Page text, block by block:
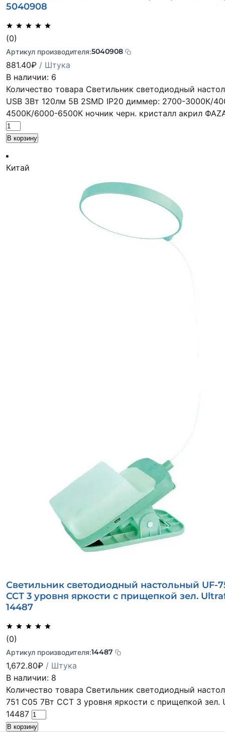
5040908
(0)
Артикул производителя:5040908
881.40₽ / Штука
В наличии: 6
Количество товара Светильник светодиодный
USB 3Вт 120лм 5В 2SMD IP20 диммер: 2700-3000К/
4500К/6000-6500К ночник черн. кристалл акрил
В корзину
Китай
Светильник светодиодный настольный UF-
ССТ 3 уровня яркости с прищепкой зел.
14487
(0)
Артикул производителя:14487
1,672.80₽ / Штука
В наличии: 8
Количество товара Светильник светодиодный
751 C05 7Вт ССТ 3 уровня яркости с прищепкой зел.
14487
В корзину